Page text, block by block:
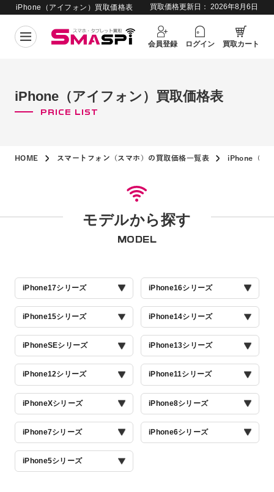
買取価格更新日： 2026年8月6日
iPhone（アイフォン）買取価格表
会員登録 ログイン 買取カート
iPhone（アイフォン）買取価格表
PRICE LIST
HOME スマートフォン（スマホ）の買取価格一覧表 iPhone（ア
モデルから探す
MODEL
iPhone17シリーズ iPhone16シリーズ
iPhone15シリーズ iPhone14シリーズ
iPhoneSEシリーズ iPhone13シリーズ
iPhone12シリーズ iPhone11シリーズ
iPhoneXシリーズ iPhone8シリーズ
iPhone7シリーズ iPhone6シリーズ
iPhone5シリーズ